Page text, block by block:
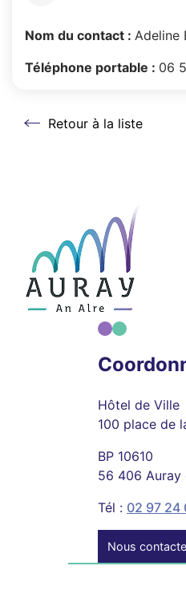
Nom du contact : Adeline
Téléphone portable : 06
Retour à la liste
Retour à la liste
Hôtel de Ville
100 place de
BP 10610
56 406 Auray
Tél : 02 97 24
Nous